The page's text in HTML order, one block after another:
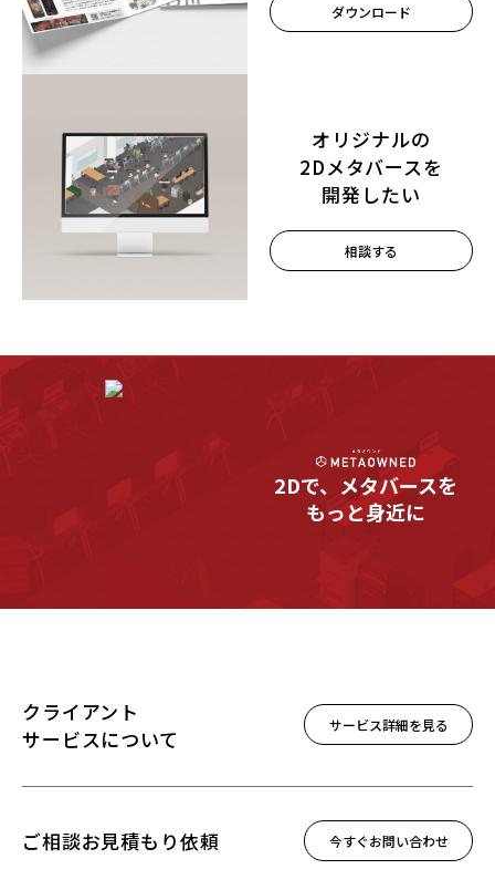
ダウンロード
オリジナルの
2Dメタバースを
開発したい
相談する
2Dで、メタバースを
もっと身近に
クライアント
サービスについて サービス詳細を見る
ご相談お見積もり依頼 今すぐお問い合わせ